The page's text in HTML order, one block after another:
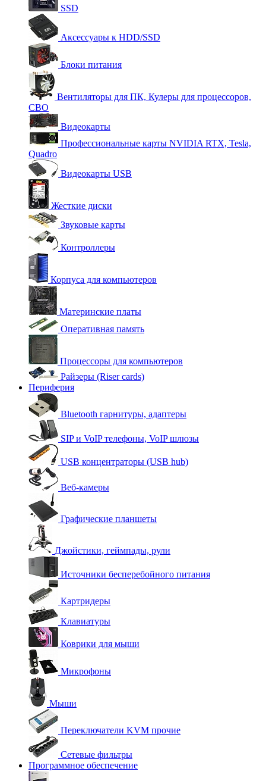
SSD
Аксессуары к HDD/SSD
Блоки питания
Вентиляторы для ПК, Кулеры для процессоров,
СВО
Видеокарты
Профессиональные карты NVIDIA RTX, Tesla,
Quadro
Видеокарты USB
Жесткие диски
Звуковые карты
Контроллеры
Корпуса для компьютеров
Материнские платы
Оперативная память
Процессоры для компьютеров
Райзеры (Riser cards)
Периферия
Bluetooth гарнитуры, адаптеры
SIP и VoIP телефоны, VoIP шлюзы
USB концентраторы (USB hub)
Веб-камеры
Графические планшеты
Джойстики, геймпады, рули
Источники бесперебойного питания
Картридеры
Клавиатуры
Коврики для мыши
Микрофоны
Мыши
Переключатели KVM прочие
Сетевые фильтры
Программное обеспечение